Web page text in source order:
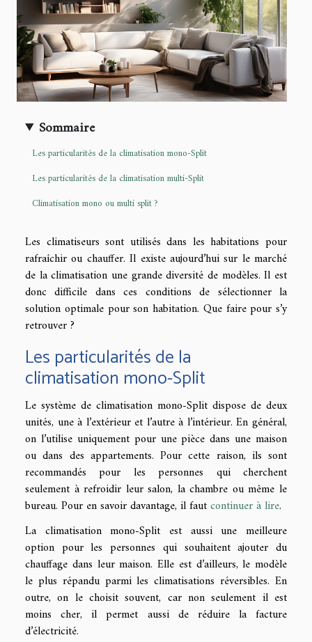
Sommaire
Les particularités de la climatisation mono-Split
Les particularités de la climatisation multi-Split
Climatisation mono ou multi split ?
Les climatiseurs sont utilisés dans les habitations pour
rafraîchir ou chauffer. Il existe aujourd’hui sur le marché
de la climatisation une grande diversité de modèles. Il est
donc difficile dans ces conditions de sélectionner la
solution optimale pour son habitation. Que faire pour s’y
retrouver ?
Les particularités de la
climatisation mono-Split
Le système de climatisation mono-Split dispose de deux
unités, une à l’extérieur et l’autre à l’intérieur. En général,
on l’utilise uniquement pour une pièce dans une maison
ou dans des appartements. Pour cette raison, ils sont
recommandés pour les personnes qui cherchent
seulement à refroidir leur salon, la chambre ou même le
bureau. Pour en savoir davantage, il fautcontinuer à lire.
La climatisation mono-Split est aussi une meilleure
option pour les personnes qui souhaitent ajouter du
chauffage dans leur maison. Elle est d’ailleurs, le modèle
le plus répandu parmi les climatisations réversibles. En
outre, on le choisit souvent, car non seulement il est
moins cher, il permet aussi de réduire la facture
d’électricité.